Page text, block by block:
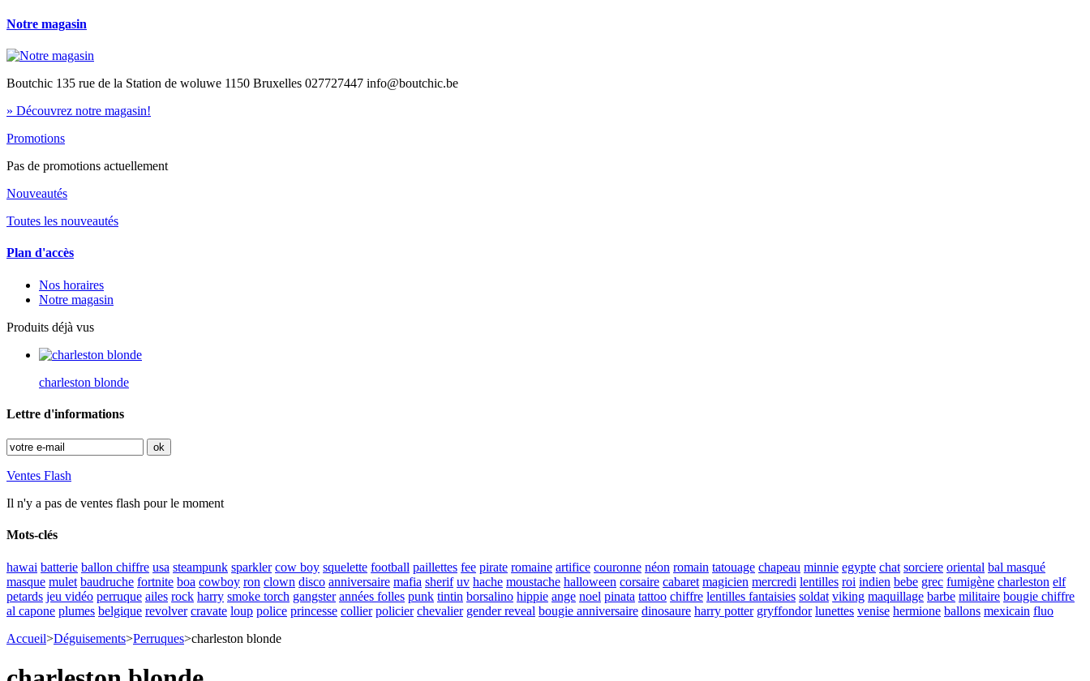
Notre magasin
Boutchic 135 rue de la Station de woluwe 1150 Bruxelles 027727447 info@boutchic.be
» Découvrez notre magasin!
Promotions
Pas de promotions actuellement
Nouveautés
Toutes les nouveautés
Plan d'accès
Nos horaires
Notre magasin
Produits déjà vus
charleston blonde
Lettre d'informations
Ventes Flash
Il n'y a pas de ventes flash pour le moment
Mots-clés
hawai batterie ballon chiffre usa steampunk sparkler cow boy squelette football paillettes fee pirate romaine artifice couronne néon romain tatouage chapeau minnie egypte chat sorciere oriental bal masqué
masque mulet baudruche fortnite boa cowboy ron clown disco anniversaire mafia sherif uv hache moustache halloween corsaire cabaret magicien mercredi lentilles roi indien bebe grec fumigène charleston elf
petards jeu vidéo perruque ailes rock harry smoke torch gangster années folles punk tintin borsalino hippie ange noel pinata tattoo chiffre lentilles fantaisies soldat viking maquillage barbe militaire bougie chiffre
al capone plumes belgique revolver cravate loup police princesse collier policier chevalier gender reveal bougie anniversaire dinosaure harry potter gryffondor lunettes venise hermione ballons mexicain fluo
Accueil>Déguisements>Perruques>charleston blonde